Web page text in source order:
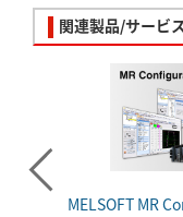
関連製品/サービ
MELSOFT MR